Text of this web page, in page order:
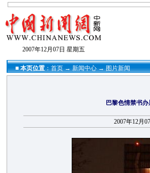
2007年12月07日 星期五
■本页位置：首页→新闻中心→图片新闻
巴黎色情禁书
2007年12月